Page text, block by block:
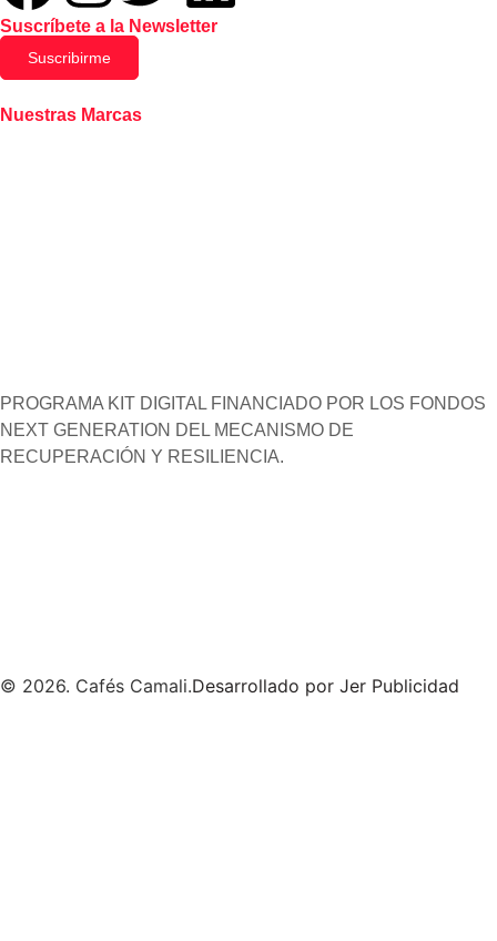
Suscríbete a la Newsletter
Suscribirme
Nuestras Marcas
PROGRAMA KIT DIGITAL FINANCIADO POR LOS FONDOS
NEXT GENERATION DEL MECANISMO DE
RECUPERACIÓN Y RESILIENCIA.
© 2026. Cafés Camali.Desarrollado por Jer Publicidad